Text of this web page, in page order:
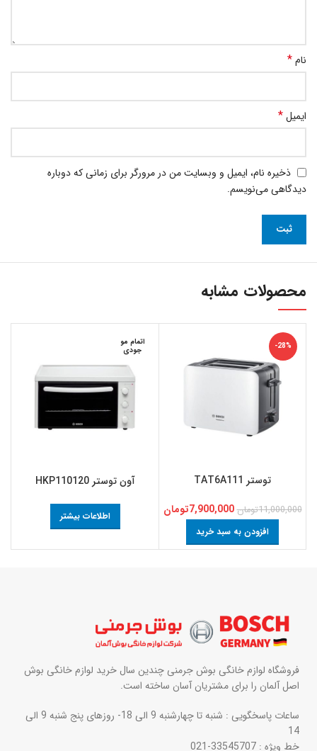
نام*
ایمیل*
ذخیره نام، ایمیل و وبسایت من در مرورگر برای زمانی که دوباره
دیدگاهی می‌نویسم.
محصولات مشابه
-28%
توستر TAT6A111
11,000,000تومان 7,900,000تومان
افزودن به سبد خرید
اتمام مو
جودی
آون توستر HKP110120
اطلاعات بیشتر
فروشگاه لوازم خانگی بوش جرمنی چندین سال خرید لوازم خانگی بوش
اصل آلمان را برای مشتریان آسان ساخته است.
ساعات پاسخگویی : شنبه تا چهارشنبه 9 الی 18- روزهای پنج شنبه 9 الی
14
خط ویژه : 33545707-021